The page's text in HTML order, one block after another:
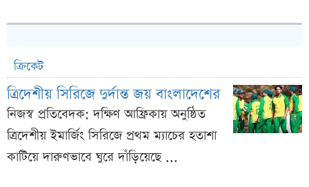
ক্রিকেট
ত্রিদেশীয় সিরিজে দুর্দান্ত জয় বাংলাদেশের
নিজস্ব প্রতিবেদক: দক্ষিণ আফ্রিকায় অনুষ্ঠিত
ত্রিদেশীয় ইমার্জিং সিরিজে প্রথম ম্যাচের হতাশা
কাটিয়ে দারুণভাবে ঘুরে দাঁড়িয়েছে ...